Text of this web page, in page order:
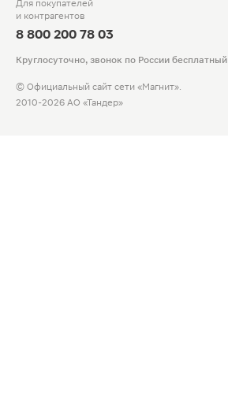
Для покупателей
и контрагентов
8 800 200 78 03
Круглосуточно, звонок по России бесплатный
© Официальный сайт сети «Магнит».
2010-2026 АО «Тандер»